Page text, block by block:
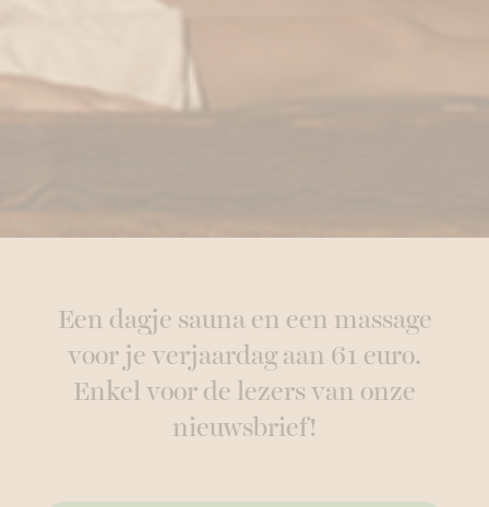
Een dagje sauna en een massage
voor je verjaardag aan 61 euro.
Enkel voor de lezers van onze
nieuwsbrief!